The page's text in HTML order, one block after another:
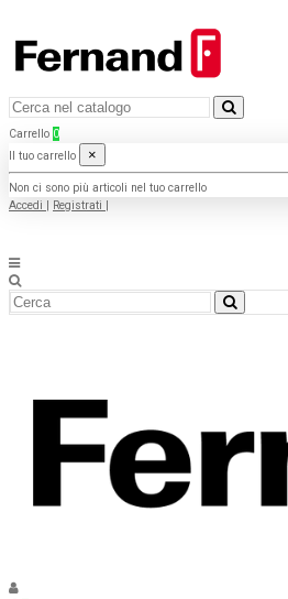
Carrello 0
Il tuo carrello
×
Non ci sono più articoli nel tuo carrello
Accedi
Registrati